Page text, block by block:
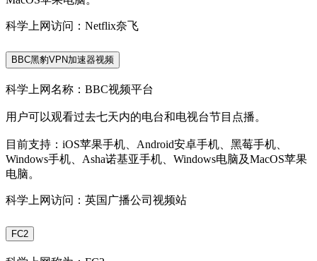
科学上网访问：Netflix奈飞
BBC黑豹VPN加速器视频
科学上网名称：BBC视频平台
用户可以观看过去七天内的电台和电视台节目点播。
目前支持：iOS苹果手机、Android安卓手机、黑莓手机、
Windows手机、Asha诺基亚手机、Windows电脑及MacOS苹果
电脑。
科学上网访问：英国广播公司视频站
FC2